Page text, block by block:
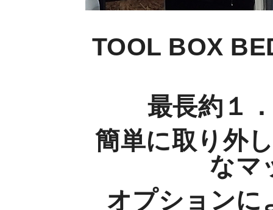
TOOL BOX
最長約１
簡単に取り外
なマ
オプションに